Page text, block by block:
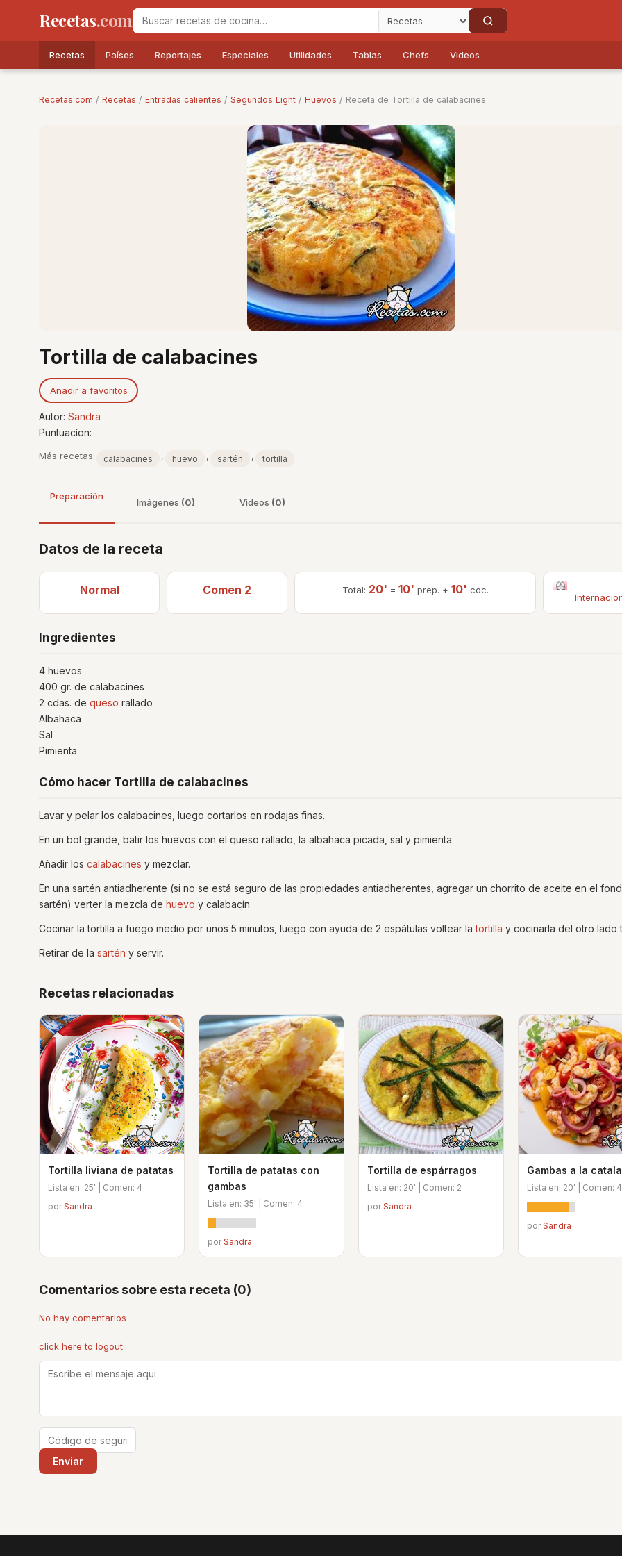
Recetas.com
Recetas Países Reportajes Especiales Utilidades Tablas Chefs Videos
Recetas.com / Recetas / Entradas calientes / Segundos Light / Huevos / Receta de Tortilla de calabacines
Tortilla de calabacines
Añadir a favoritos
Autor: Sandra
Puntuacíon:
Más recetas: calabacines , huevo , sartén , tortilla
Preparación
Imágenes (0) Videos (0)
Datos de la receta
Normal Comen 2 Total: 20' = 10' prep. + 10' coc.
Ingredientes
4 huevos
400 gr. de calabacines
2 cdas. de queso rallado
Albahaca
Sal
Pimienta
Cómo hacer Tortilla de calabacines
Lavar y pelar los calabacines, luego cortarlos en rodajas finas.
En un bol grande, batir los huevos con el queso rallado, la albahaca picada, sal y pimienta.
Añadir los calabacines y mezclar.
En una sartén antiadherente (si no se está seguro de las propiedades antiadherentes, agregar un chorrito de aceite en el
sartén) verter la mezcla de huevo y calabacín.
Cocinar la tortilla a fuego medio por unos 5 minutos, luego con ayuda de 2 espátulas voltear latortilla y cocinarla del otro lado
Retirar de la sartén y servir.
Recetas relacionadas
Tortilla liviana de patatas
Lista en: 25' | Comen: 4
porSandra
Tortilla de patatas con
gambas
Lista en: 35' | Comen: 4
porSandra
Tortilla de espárragos
Lista en: 20' | Comen: 2
porSandra
Gambas a la
Lista en: 20' | Comen: 4
porSandra
Comentarios sobre esta receta (0)
No hay comentarios
click here to logout